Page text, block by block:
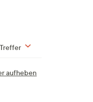
aufheben